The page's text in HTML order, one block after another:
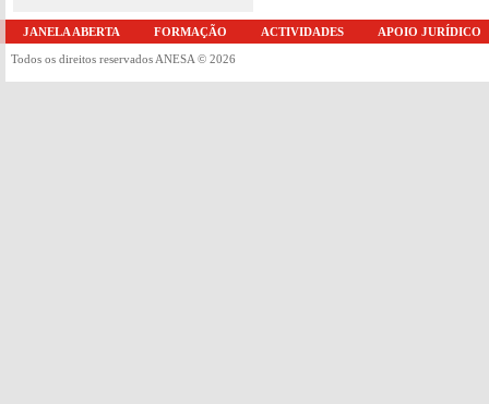
JANELA ABERTA FORMAÇÃO ACTIVIDADES APOIO JURÍDICO
Todos os direitos reservados ANESA © 2026